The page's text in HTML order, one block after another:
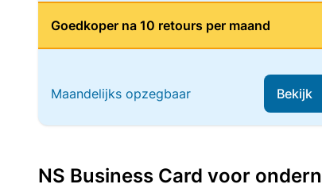
Goedkoper na 10 retours per maand
Maandelijks opzegbaar Bekijk
NS Business Card voor